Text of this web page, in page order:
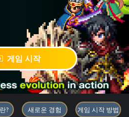
게임 시작
BRAVE
? 새로운 경험 게임 시작 방법